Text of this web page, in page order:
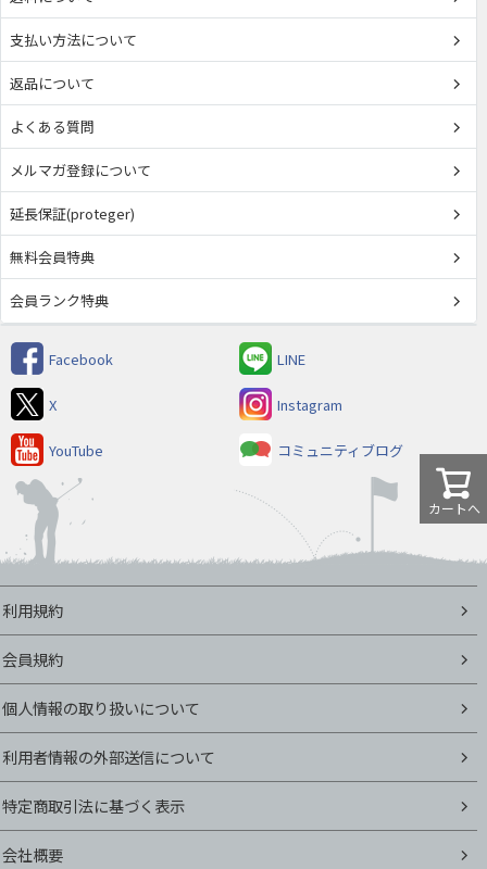
カートへ
支払い方法について
返品について
よくある質問
メルマガ登録について
延長保証(proteger)
無料会員特典
会員ランク特典
Facebook LINE
X Instagram
YouTube コミュニティブログ
利用規約
会員規約
個人情報の取り扱いについて
利用者情報の外部送信について
特定商取引法に基づく表示
会社概要